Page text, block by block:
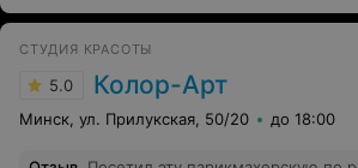
СТУДИЯ КРАСОТЫ
5.0 Колор-Арт
Минск, ул. Прилукская, 50/20 до 18:00